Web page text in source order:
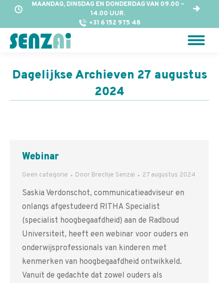
MAANDAG, DINSDAG EN DONDERDAG VAN 09.00 –
14.00 UUR.
+31 6 152 975 48
Dagelijkse Archieven 27 augustus
2024
Webinar
Geen categorie Door Brechje Senzai 27 augustus 2024
Saskia Verdonschot, communicatieadviseur en
onlangs afgestudeerd RITHA Specialist
(specialist hoogbegaafdheid) aan de Radboud
Universiteit, heeft een webinar voor ouders en
onderwijsprofessionals van kinderen met
kenmerken van hoogbegaafdheid ontwikkeld.
Vanuit de gedachte dat zowel ouders als